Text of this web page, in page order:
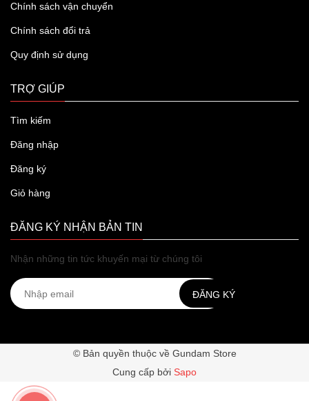
Chính sách vận chuyển
Chính sách đổi trả
Quy định sử dụng
TRỢ GIÚP
Tìm kiếm
Đăng nhập
Đăng ký
Giỏ hàng
ĐĂNG KÝ NHẬN BẢN TIN
Nhận những tin tức khuyến mại từ chúng tôi
ĐĂNG KÝ
© Bản quyền thuộc về Gundam Store
Cung cấp bởi Sapo